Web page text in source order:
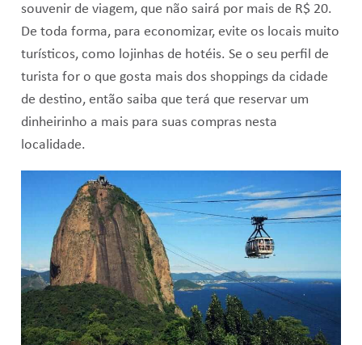
souvenir de viagem, que não sairá por mais de R$ 20.
De toda forma, para economizar, evite os locais muito
turísticos, como lojinhas de hotéis. Se o seu perfil de
turista for o que gosta mais dos shoppings da cidade
de destino, então saiba que terá que reservar um
dinheirinho a mais para suas compras nesta
localidade.